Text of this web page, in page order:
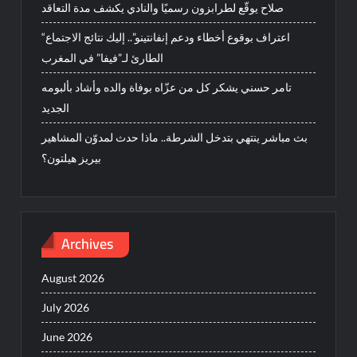
صلاح يوقّع لطرابزون رسميًا والنادي يكشف مدة التعاقد
“اعتراف بوقوع أخطاء ودعم إنفانتينو”.. إليك نتائج الاجتماع
الطارئ لـ”فيفا” في المغرب
تامر حسني يشكر كل من عزّاه بوفاة والده وأشاد بألبومه
الجديد
بث مباشر ينتهي بتدخل الشرطة.. ماذا حدث لمدوّن المشاهير
بيريز هيلتون؟
Archives
August 2026
July 2026
June 2026